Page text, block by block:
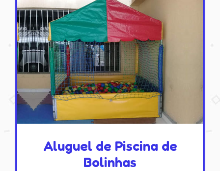
Aluguel de Piscina de
Bolinhas